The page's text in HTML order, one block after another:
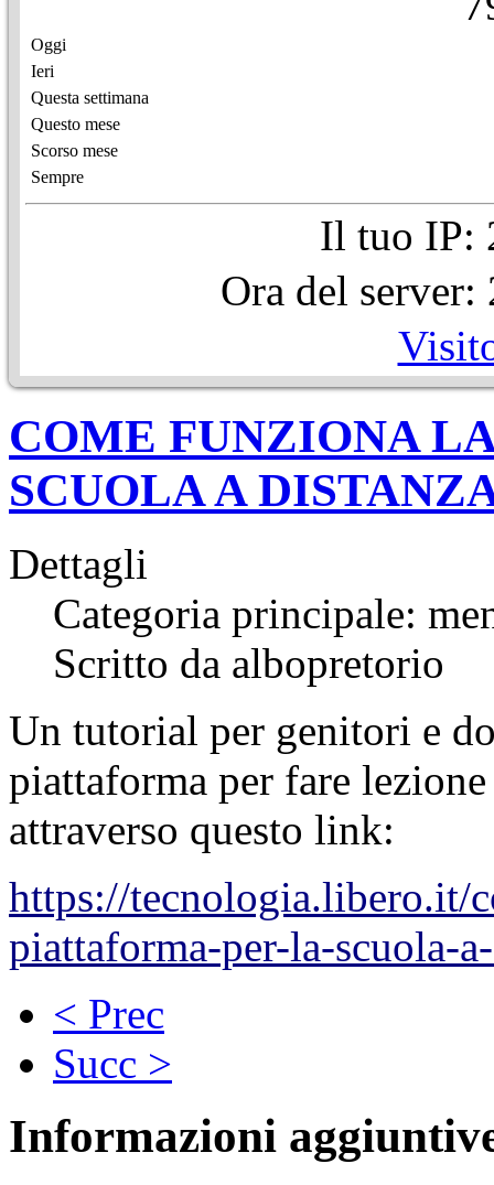
Oggi
Ieri
Questa settimana
Questo mese
Scorso mese
Sempre
Il tuo IP:
Ora del
COME FUNZIONA
SCUOLA A
Dettagli
Categoria principale:
Scritto da albopretorio
Un tutorial per genitori e
piattaforma per fare
attraverso questo link:
https://tecnologia.libero.it/
piattaforma-per-la-scuola-
< Prec
Succ >
Informazioni